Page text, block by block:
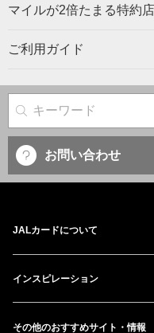
マイルが2倍たまる特約店
ご利用ガイド
サイト内検索
お問い合わせ
JALカードについて
インスピレーション
その他のおすすめサイト・情報